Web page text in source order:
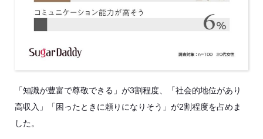
「知識が豊富で尊敬できる」が3割程度、「社会的地位があり
高収入」「困ったときに頼りになりそう」が2割程度を占めま
した。